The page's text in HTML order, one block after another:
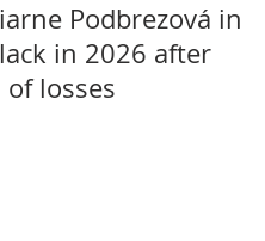
Podbrezová in
in 2026 after
of losses